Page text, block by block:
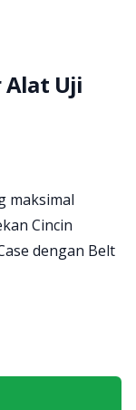
Alat Uji
maksimal
Cincin
dengan Belt